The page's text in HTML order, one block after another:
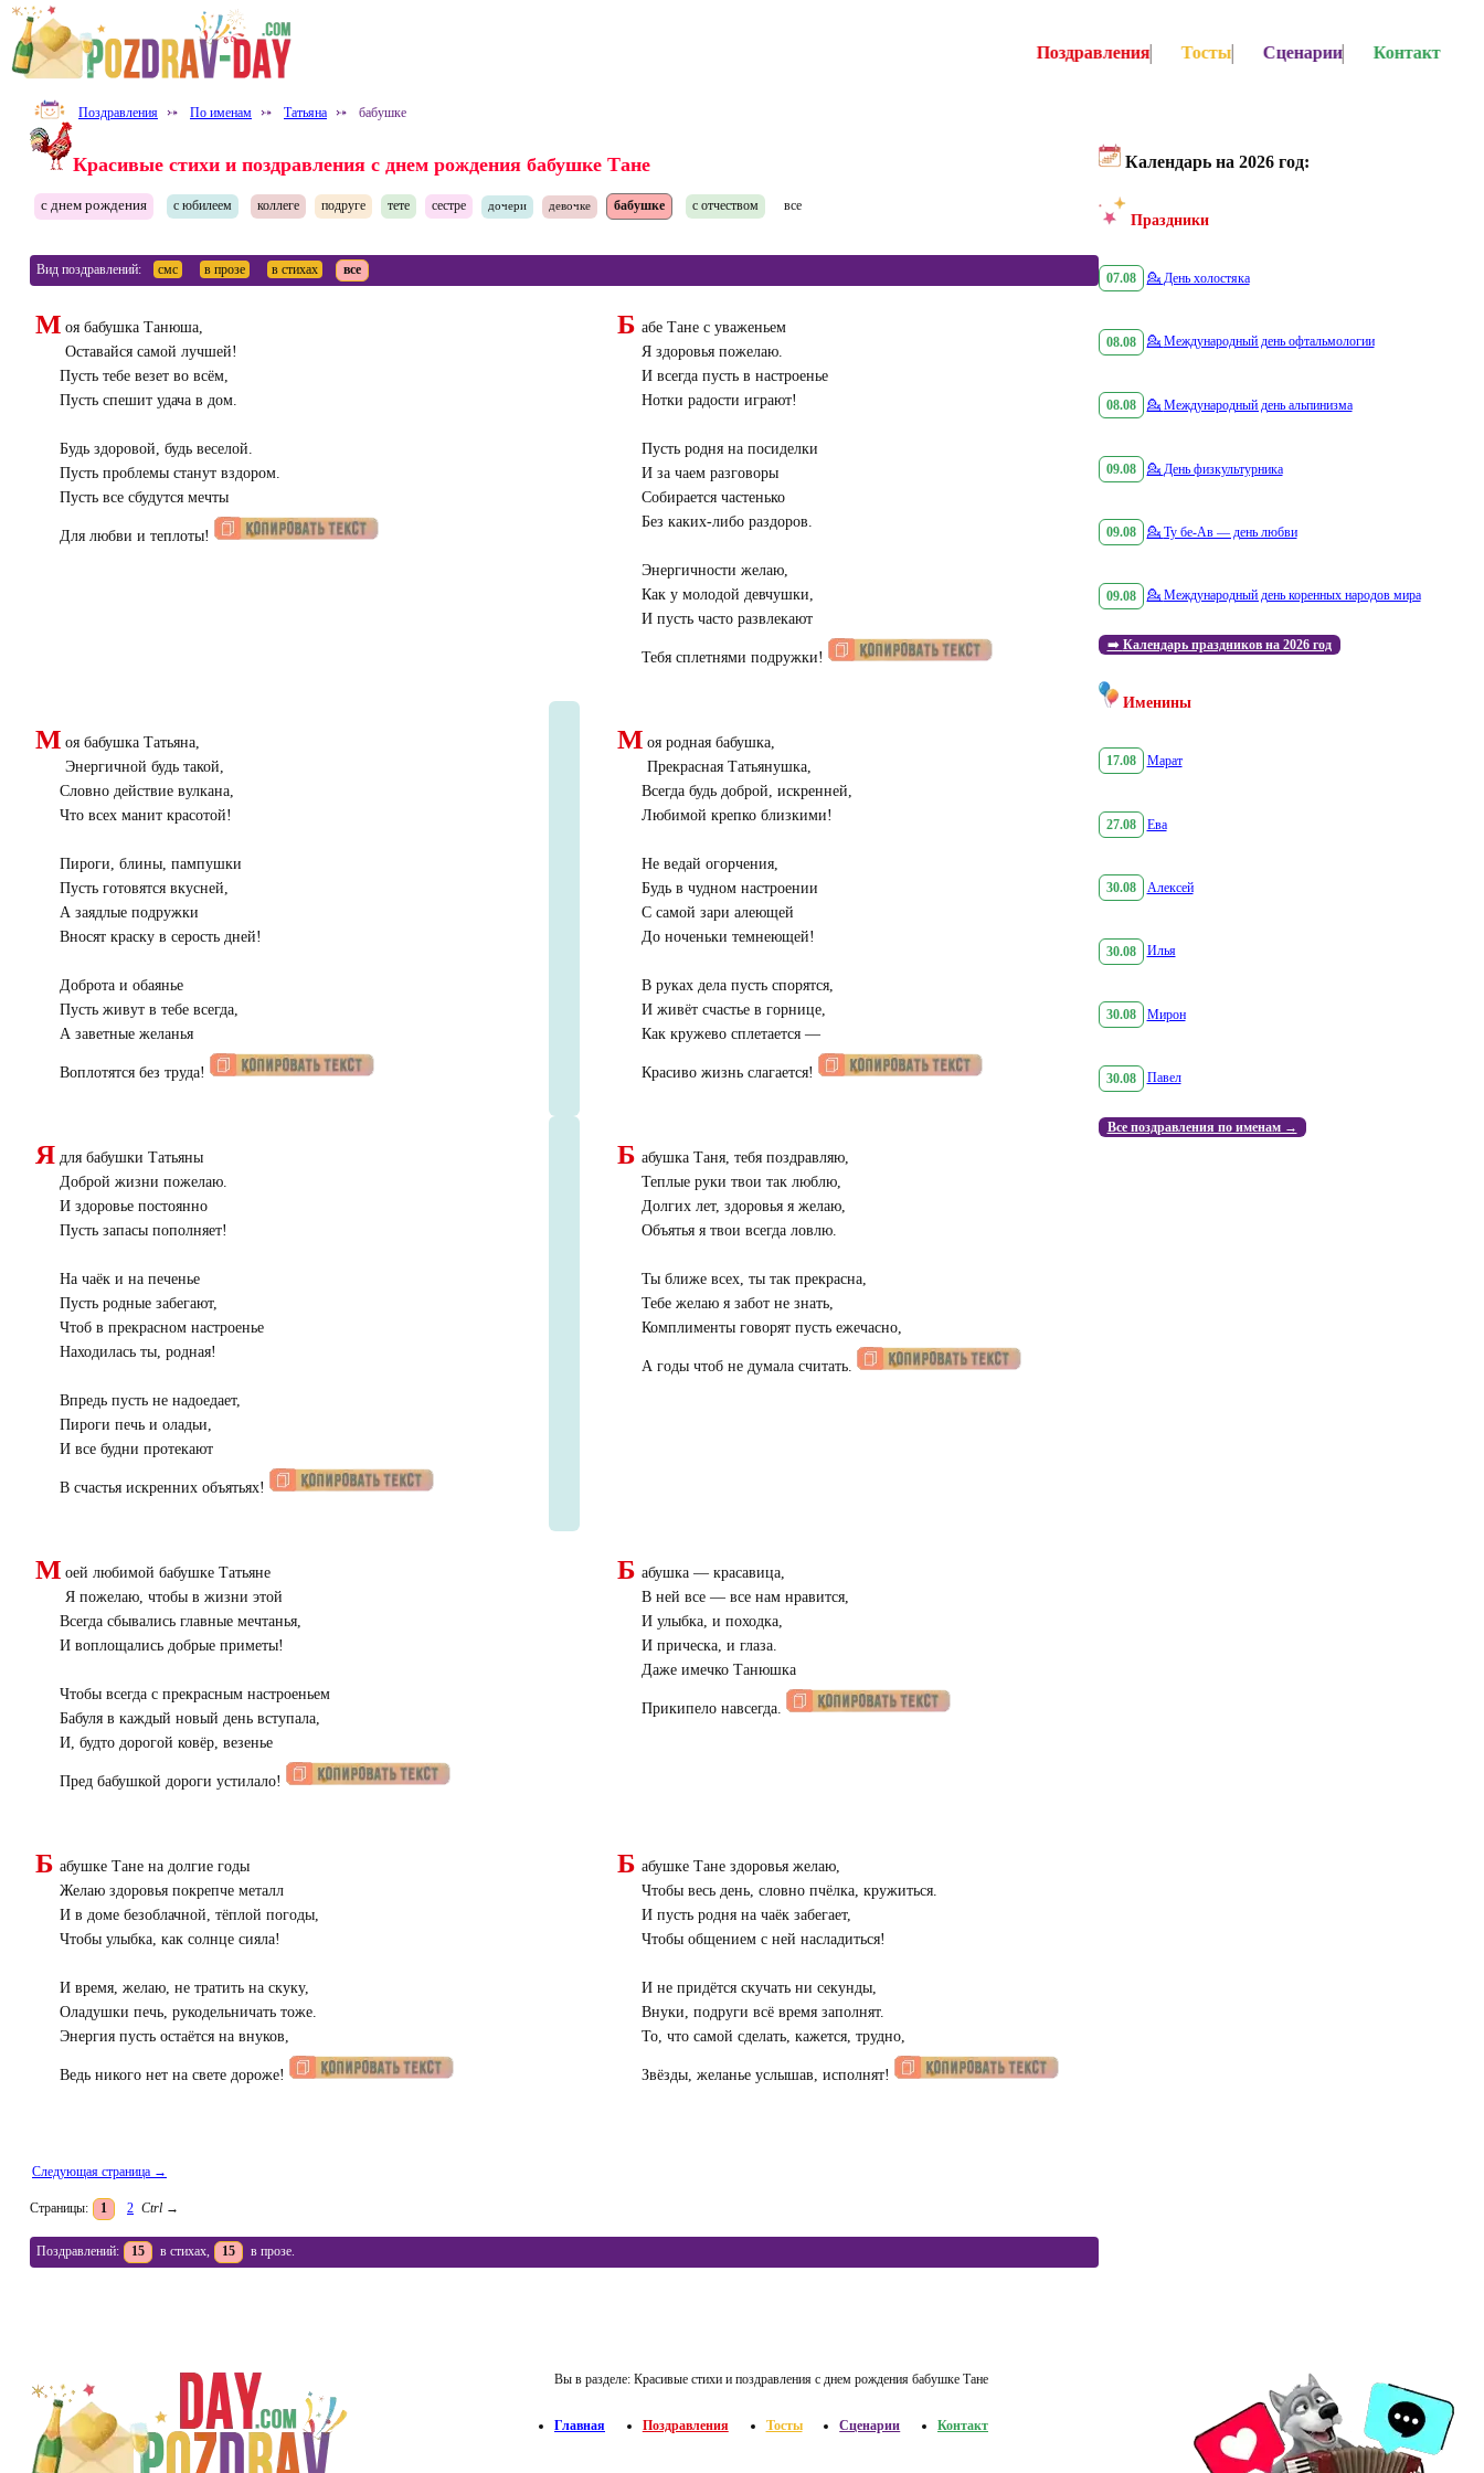
Поздравления ⤐ По именам ⤐ Татьяна ⤐ бабушке
Красивые стихи и поздравления с днем рождения бабушке Тане
с днем рождения с юбилеем коллеге подруге тете сестре дочери девочке бабушке с отчеством все
Вид поздравлений: смс в прозе в стихах все
М оя бабушка Танюша,
Оставайся самой лучшей!
Пусть тебе везет во всём,
Пусть спешит удача в дом.
Будь здоровой, будь веселой.
Пусть проблемы станут вздором.
Пусть все сбудутся мечты
Для любви и теплоты!
Б абе Тане с уваженьем
Я здоровья пожелаю.
И всегда пусть в настроенье
Нотки радости играют!
Пусть родня на посиделки
И за чаем разговоры
Собирается частенько
Без каких-либо раздоров.
Энергичности желаю,
Как у молодой девчушки,
И пусть часто развлекают
Тебя сплетнями подружки!
М оя бабушка Татьяна,
Энергичной будь такой,
Словно действие вулкана,
Что всех манит красотой!
Пироги, блины, пампушки
Пусть готовятся вкусней,
А заядлые подружки
Вносят краску в серость дней!
Доброта и обаянье
Пусть живут в тебе всегда,
А заветные желанья
Воплотятся без труда!
М оя родная бабушка,
Прекрасная Татьянушка,
Всегда будь доброй, искренней,
Любимой крепко близкими!
Не ведай огорчения,
Будь в чудном настроении
С самой зари алеющей
До ноченьки темнеющей!
В руках дела пусть спорятся,
И живёт счастье в горнице,
Как кружево сплетается —
Красиво жизнь слагается!
Я для бабушки Татьяны
Доброй жизни пожелаю.
И здоровье постоянно
Пусть запасы пополняет!
На чаёк и на печенье
Пусть родные забегают,
Чтоб в прекрасном настроенье
Находилась ты, родная!
Впредь пусть не надоедает,
Пироги печь и оладьи,
И все будни протекают
В счастья искренних объятьях!
Б абушка Таня, тебя поздравляю,
Теплые руки твои так люблю,
Долгих лет, здоровья я желаю,
Объятья я твои всегда ловлю.
Ты ближе всех, ты так прекрасна,
Тебе желаю я забот не знать,
Комплименты говорят пусть ежечасно,
А годы чтоб не думала считать.
М оей любимой бабушке Татьяне
Я пожелаю, чтобы в жизни этой
Всегда сбывались главные мечтанья,
И воплощались добрые приметы!
Чтобы всегда с прекрасным настроеньем
Бабуля в каждый новый день вступала,
И, будто дорогой ковёр, везенье
Пред бабушкой дороги устилало!
Б абушка — красавица,
В ней все — все нам нравится,
И улыбка, и походка,
И прическа, и глаза.
Даже имечко Танюшка
Прикипело навсегда.
Б абушке Тане на долгие годы
Желаю здоровья покрепче металл
И в доме безоблачной, тёплой погоды,
Чтобы улыбка, как солнце сияла!
И время, желаю, не тратить на скуку,
Оладушки печь, рукодельничать тоже.
Энергия пусть остаётся на внуков,
Ведь никого нет на свете дороже!
Б абушке Тане здоровья желаю,
Чтобы весь день, словно пчёлка, кружиться.
И пусть родня на чаёк забегает,
Чтобы общением с ней насладиться!
И не придётся скучать ни секунды,
Внуки, подруги всё время заполнят.
То, что самой сделать, кажется, трудно,
Звёзды, желанье услышав, исполнят!
Следующая страница →
Страницы: 1 2 Ctrl →
Поздравлений: 15 в стихах, 15 в прозе.
Календарь на 2026 год:
Праздники
07.08 💁 День холостяка
08.08 💁 Международный день офтальмологии
08.08 💁 Международный день альпинизма
09.08 💁 День физкультурника
09.08 💁 Ту бе-Ав — день любви
09.08 💁 Международный день коренных народов мира
➡️ Календарь праздников на 2026 год
Именины
17.08 Марат
27.08 Ева
30.08 Алексей
30.08 Илья
30.08 Мирон
30.08 Павел
Все поздравления по именам →
Поздравления Тосты Сценарии Контакт
Вы в разделе: Красивые стихи и поздравления с днем рождения бабушке Тане
Главная Поздравления Тосты Сценарии Контакт